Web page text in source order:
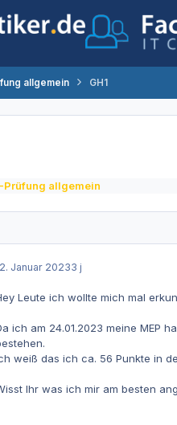
allgemein GH1
Prüfung allgemein
Januar 20233 j
Leute ich wollte mich mal
ich am 24.01.2023 meine MEP
weiß das ich ca. 56 Punkte in
Ihr was ich mir am besten